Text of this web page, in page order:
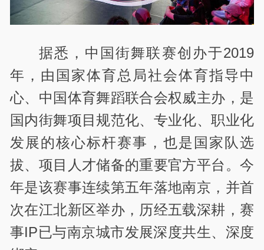
据悉，中国街舞联赛创办于2019
年，由国家体育总局社会体育指导中
心、中国体育舞蹈联合会权威主办，是
国内街舞项目规范化、专业化、职业化
发展的核心标杆赛事，也是国家队选
拔、项目人才储备的重要官方平台。今
年是该赛事连续第五年落地南京，并首
次在江北新区举办，历经五载深耕，赛
事IP已与南京城市发展深度共生、深度